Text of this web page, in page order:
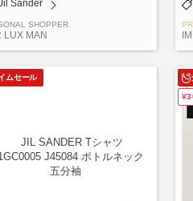
Sander
SHOPPER
LUX MAN
ムセール